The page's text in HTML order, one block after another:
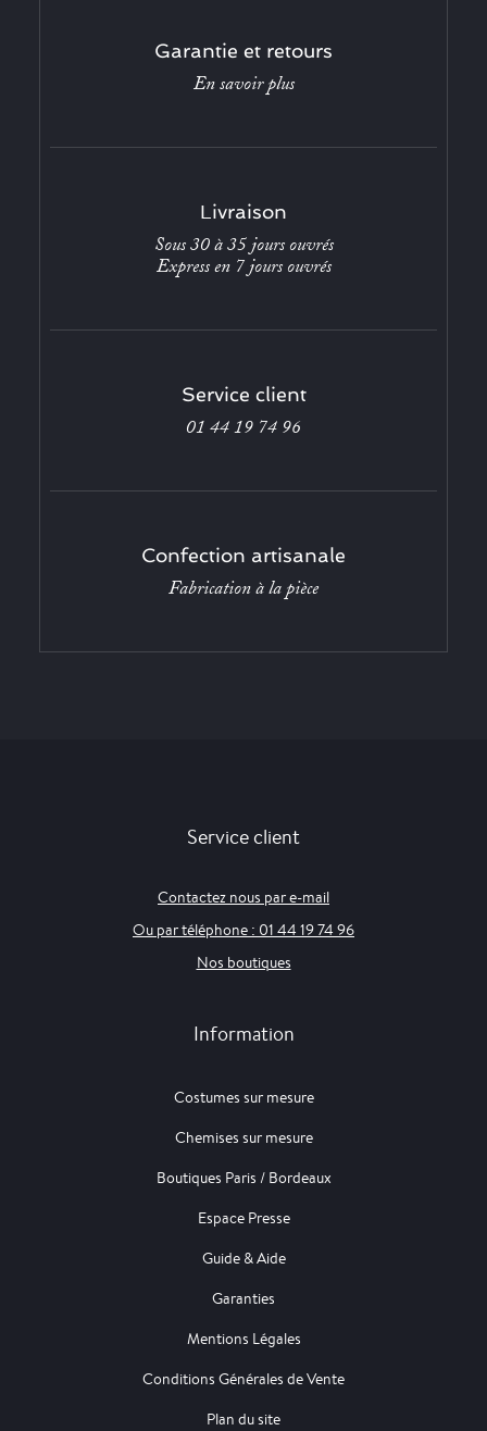
Garantie et retours
En savoir plus
Livraison
Sous 30 à 35 jours ouvrés
Express en 7 jours ouvrés
Service client
01 44 19 74 96
Confection artisanale
Fabrication à la pièce
Service client
Contactez nous par e-mail
Ou par téléphone : 01 44 19 74 96
Nos boutiques
Information
Costumes sur mesure
Chemises sur mesure
Boutiques Paris / Bordeaux
Espace Presse
Guide & Aide
Garanties
Mentions Légales
Conditions Générales de Vente
Plan du site